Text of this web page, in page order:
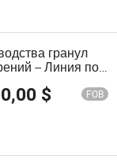
гранул
-- Линия по
$ FOB